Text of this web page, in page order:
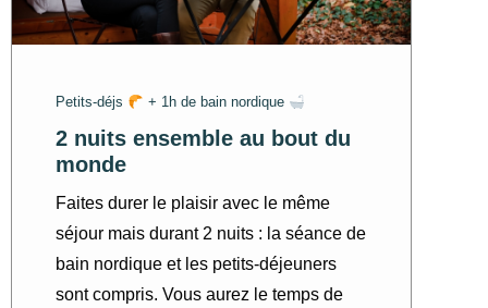
Petits-déjs + 1h de bain nordique
2 nuits ensemble au bout du
monde
Faites durer le plaisir avec le même
séjour mais durant 2 nuits : la séance de
bain nordique et les petits-déjeuners
sont compris. Vous aurez le temps de